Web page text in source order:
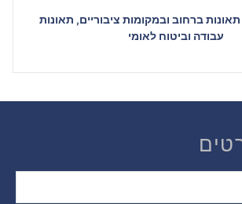
ברחוב ובמקומות ציבוריים, תאונות
עבודה וביטוח לאומי